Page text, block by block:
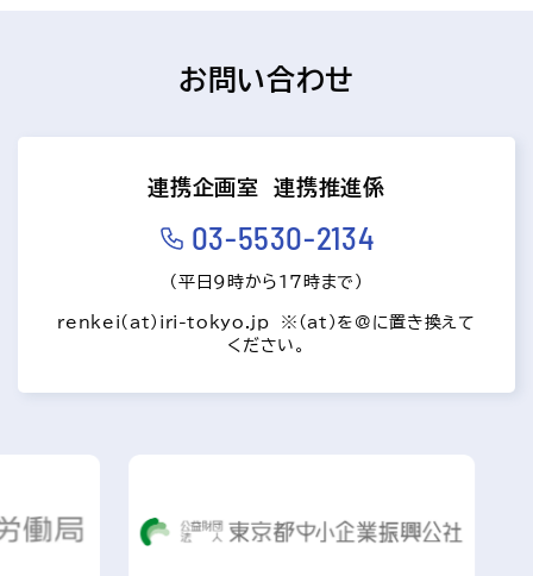
お問い合わせ
連携企画室 連携推進係
03-5530-2134
（平日9時から17時まで）
renkei(at)iri-tokyo.jp ※(at)を@に置き換えて
ください。